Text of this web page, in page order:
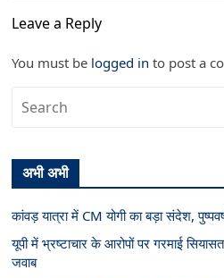
Leave a Reply
You must be logged in to post a
अभी अभी
कांवड़ यात्रा में CM योगी का बड़ा संदेश,
यूपी में भ्रष्टाचार के आरोपों पर गरमाई
जवाब